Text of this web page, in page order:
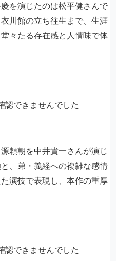
を演じたのは松平健さんで
川館の立ち往生まで、生涯
々たる存在感と人情味で体
認できませんでした
頼朝を中井貴一さんが演じ
、弟・義経への複雑な感情
演技で表現し、本作の重厚
認できませんでした